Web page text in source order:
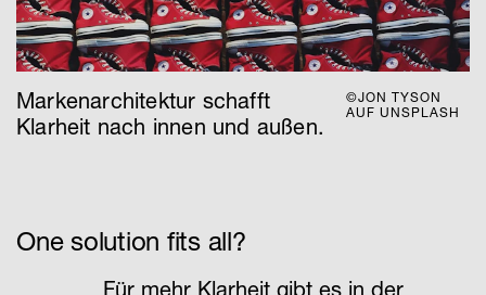
Markenarchitektur schafft
Klarheit nach innen und außen.
©JON TYSON
AUF UNSPLASH
One solution fits all?
Für mehr Klarheit gibt es in der